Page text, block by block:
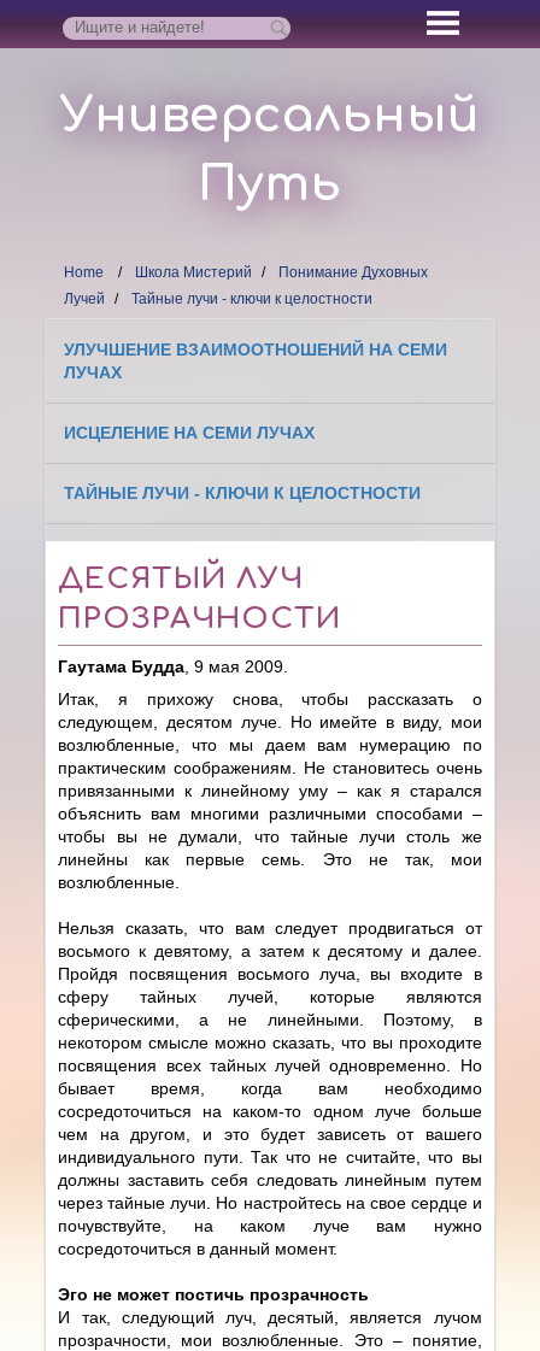
Универсальный
Путь
Home Школа Мистерий
Понимание Духовных
Лучей
Тайные лучи - ключи к целостности
УЛУЧШЕНИЕ ВЗАИМООТНОШЕНИЙ НА СЕМИ
ЛУЧАХ
ИСЦЕЛЕНИЕ НА СЕМИ ЛУЧАХ
ТАЙНЫЕ ЛУЧИ - КЛЮЧИ К ЦЕЛОСТНОСТИ
ДЕСЯТЫЙ ЛУЧ
ПРОЗРАЧНОСТИ
Гаутама Будда , 9 мая 2009.
Итак, я прихожу снова, чтобы рассказать о
следующем, десятом луче. Но имейте в виду, мои
возлюбленные, что мы даем вам нумерацию по
практическим соображениям. Не становитесь очень
привязанными к линейному уму – как я старался
объяснить вам многими различными способами –
чтобы вы не думали, что тайные лучи столь же
линейны как первые семь. Это не так, мои
возлюбленные.
Нельзя сказать, что вам следует продвигаться от
восьмого к девятому, а затем к десятому и далее.
Пройдя посвящения восьмого луча, вы входите в
сферу тайных лучей, которые являются
сферическими, а не линейными. Поэтому, в
некотором смысле можно сказать, что вы проходите
посвящения всех тайных лучей одновременно. Но
бывает время, когда вам необходимо
сосредоточиться на каком-то одном луче больше
чем на другом, и это будет зависеть от вашего
индивидуального пути. Так что не считайте, что вы
должны заставить себя следовать линейным путем
через тайные лучи. Но настройтесь на свое сердце и
почувствуйте, на каком луче вам нужно
сосредоточиться в данный момент.
Эго не может постичь прозрачность
И так, следующий луч, десятый, является лучом
прозрачности, мои возлюбленные. Это – понятие,